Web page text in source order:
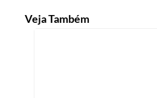
Veja Também